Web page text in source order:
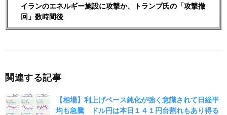
イランのエネルギー施設に攻撃か、トランプ氏の「攻撃撤
回」数時間後
関連する記事
【相場】利上げペース鈍化が強く意識されて日経平
均も急騰 ドル円は本日１４１円台割れもあり得る